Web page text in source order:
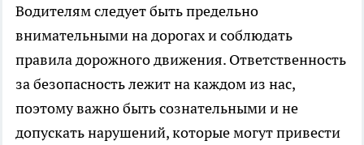
Водителям следует быть предельно
внимательными на дорогах и соблюдать
правила дорожного движения. Ответственность
за безопасность лежит на каждом из нас,
поэтому важно быть сознательными и не
допускать нарушений, которые могут привести